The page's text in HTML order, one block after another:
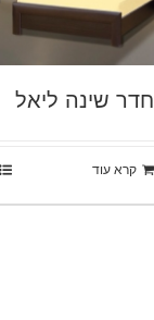
חדר שינה ליאל
קרא עוד